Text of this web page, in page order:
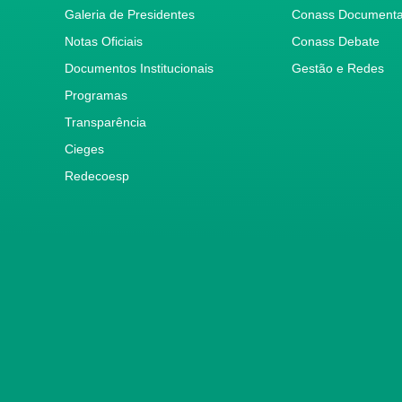
Galeria de Presidentes
Notas Oficiais
Documentos Institucionais
Programas
Transparência
Cieges
Redecoesp
Conass
Conass Debate
Gestão e Redes